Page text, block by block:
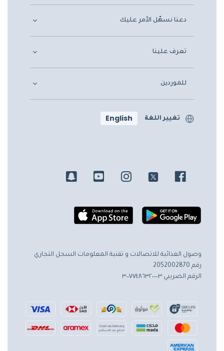
دعنا نسهّل الأمر عليك
تعرف علينا
للموردين
تغيير اللغة English
وصول الغذائية للاتصالات و تقنية المعلومات السجل التجاري
رقم 2052002870
الرقم الضريبي ٣٠٠٧٧٤٨٦٣٢٠٠٠٠٣